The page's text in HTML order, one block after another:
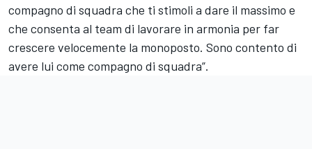
compagno di squadra che ti stimoli a dare il massimo e
che consenta al team di lavorare in armonia per far
crescere velocemente la monoposto. Sono contento di
avere lui come compagno di squadra”.